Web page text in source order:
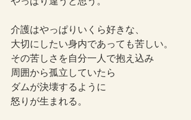
介護はやっぱりいくら好きな、
大切にしたい身内であっても苦しい。
その苦しさを自分一人で抱え込み
周囲から孤立していたら
ダムが決壊するように
怒りが生まれる。